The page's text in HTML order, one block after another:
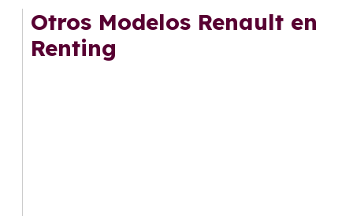
gusta cambiar de coche cada pocos años.
Otros Modelos Renault en
Renting